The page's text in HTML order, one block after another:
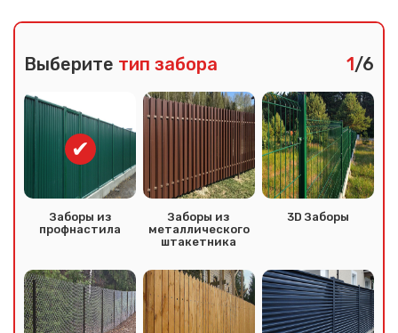
Выберите тип забора 1/6
Заборы из
профнастила
Заборы из
металлического
штакетника
3D Заборы